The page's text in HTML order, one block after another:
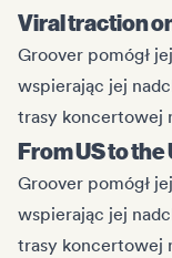
Viral traction
Groover pomógł
wspierając jej
trasy koncertowej
From US to the
Groover pomógł
wspierając jej
trasy koncertowej